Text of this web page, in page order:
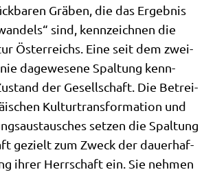
Grä­ben, die das Ergeb­nis
sind, kenn­zeich­nen die
Öster­reichs. Eine seit dem zwei­
dage­we­se­ne Spal­tung kenn­
der Gesell­schaft. Die Betrei­
Kul­tur­trans­for­ma­ti­on und
set­zen die Spal­tung
gezielt zum Zweck der dau­er­haf­
ihrer Herr­schaft ein. Sie neh­men